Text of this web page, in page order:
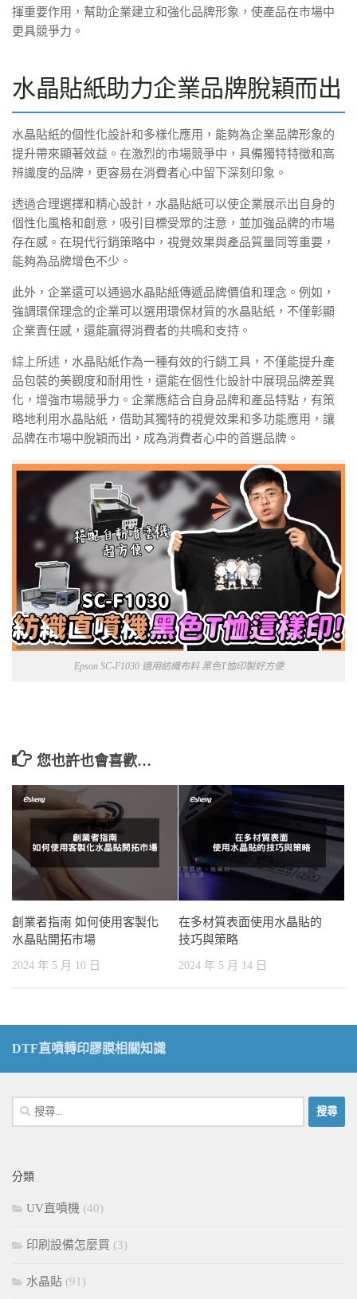
揮重要作用，幫助企業建立和強化品牌形象，使產品在市場中
更具競爭力。
水晶貼紙助力企業品牌脫穎而出
水晶貼紙的個性化設計和多樣化應用，能夠為企業品牌形象的
提升帶來顯著效益。在激烈的市場競爭中，具備獨特特徵和高
辨識度的品牌，更容易在消費者心中留下深刻印象。
透過合理選擇和精心設計，水晶貼紙可以使企業展示出自身的
個性化風格和創意，吸引目標受眾的注意，並加強品牌的市場
存在感。在現代行銷策略中，視覺效果與產品質量同等重要，
能夠為品牌增色不少。
此外，企業還可以通過水晶貼紙傳遞品牌價值和理念。例如，
強調環保理念的企業可以選用環保材質的水晶貼紙，不僅彰顯
企業責任感，還能贏得消費者的共鳴和支持。
綜上所述，水晶貼紙作為一種有效的行銷工具，不僅能提升產
品包裝的美觀度和耐用性，還能在個性化設計中展現品牌差異
化，增強市場競爭力。企業應結合自身品牌和產品特點，有策
略地利用水晶貼紙，借助其獨特的視覺效果和多功能應用，讓
品牌在市場中脫穎而出，成為消費者心中的首選品牌。
Epson SC-F1030 適用紡織布料 黑色T恤印製好方便
您也許也會喜歡…
創業者指南 如何使用客製化
水晶貼開拓市場
2024 年 5 月 10 日
在多材質表面使用水晶貼的
技巧與策略
2024 年 5 月 14 日
DTF直噴轉印膠膜相關知識
搜
尋
字:
分類
UV直噴機 (40)
印刷設備怎麼買 (3)
水晶貼 (91)